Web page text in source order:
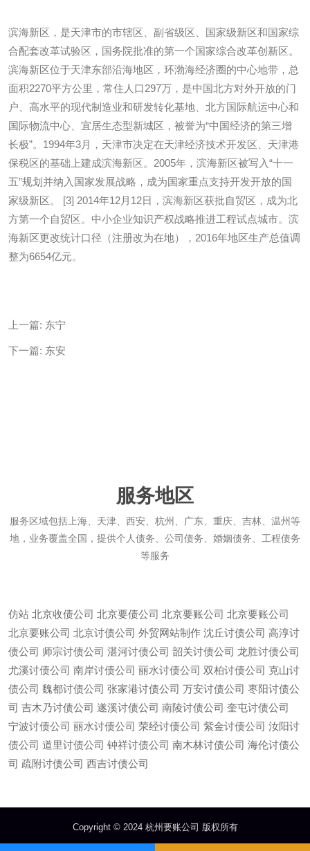
滨海新区，是天津市的市辖区、副省级区、国家级新区和国家综
合配套改革试验区，国务院批准的第一个国家综合改革创新区。
滨海新区位于天津东部沿海地区，环渤海经济圈的中心地带，总
面积2270平方公里，常住人口297万，是中国北方对外开放的门
户、高水平的现代制造业和研发转化基地、北方国际航运中心和
国际物流中心、宜居生态型新城区，被誉为“中国经济的第三增
长极”。1994年3月，天津市决定在天津经济技术开发区、天津港
保税区的基础上建成滨海新区。2005年，滨海新区被写入“十一
五”规划并纳入国家发展战略，成为国家重点支持开发开放的国
家级新区。 [3] 2014年12月12日，滨海新区获批自贸区，成为北
方第一个自贸区。中小企业知识产权战略推进工程试点城市。滨
海新区更改统计口径（注册改为在地），2016年地区生产总值调
整为6654亿元。
上一篇: 东宁
下一篇: 东安
服务地区
服务区域包括上海、天津、西安、杭州、广东、重庆、吉林、温州等
地，业务覆盖全国，提供个人债务、公司债务、婚姻债务、工程债务
等服务
仿站 北京收债公司 北京要债公司 北京要账公司 北京要账公司
北京要账公司 北京讨债公司 外贸网站制作 沈丘讨债公司 高淳讨
债公司 师宗讨债公司 湛河讨债公司 韶关讨债公司 龙胜讨债公司
尤溪讨债公司 南岸讨债公司 丽水讨债公司 双柏讨债公司 克山讨
债公司 魏都讨债公司 张家港讨债公司 万安讨债公司 枣阳讨债公
司 吉木乃讨债公司 遂溪讨债公司 南陵讨债公司 奎屯讨债公司
宁波讨债公司 丽水讨债公司 荥经讨债公司 紫金讨债公司 汝阳讨
债公司 道里讨债公司 钟祥讨债公司 南木林讨债公司 海伦讨债公
司 疏附讨债公司 西吉讨债公司
Copyright © 2024 杭州要账公司 版权所有
微信13685747439